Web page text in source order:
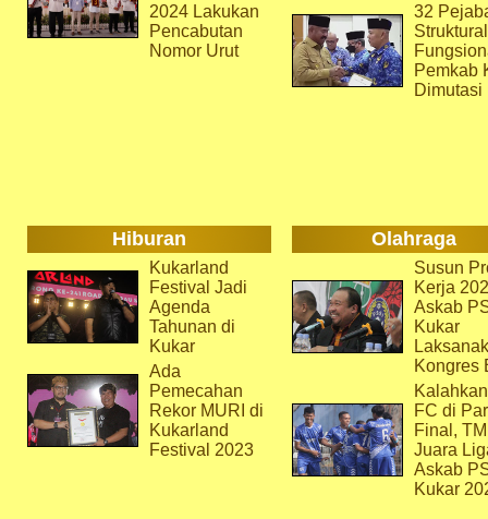
2024 Lakukan
Pencabutan
Nomor Urut
32
Pemkab
Dimutasi
Hiburan Olahraga
Kukarland
Festival Jadi
Agenda
Tahunan di
Kukar
Ada
Pemecahan
Rekor MURI di
Kukarland
Festival 2023
Susun
Kerja
Askab
Kukar
Kongres
FC di
Final,
Juara
Askab
Kukar